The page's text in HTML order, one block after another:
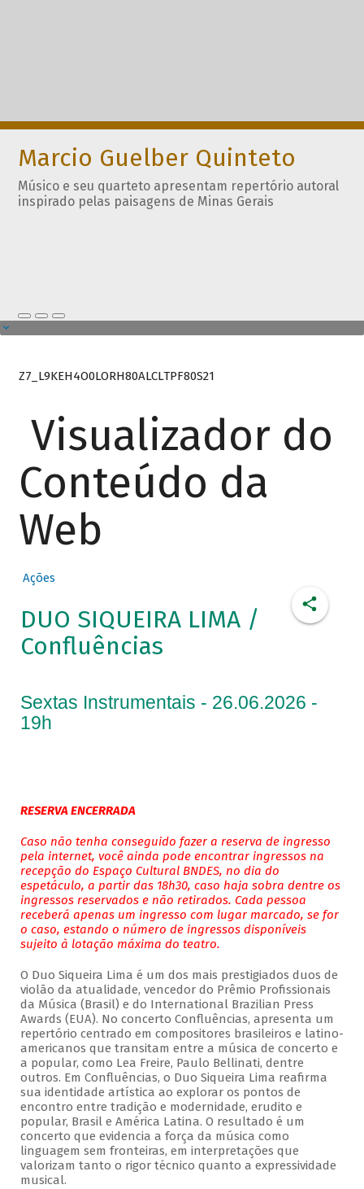
Marcio Guelber Quinteto
Músico e seu quarteto apresentam repertório autoral
inspirado pelas paisagens de Minas Gerais
Z7_L9KEH4O0LORH80ALCLTPF80S21
Visualizador do
Conteúdo da
Web
Ações
DUO SIQUEIRA LIMA /
Confluências
Sextas Instrumentais - 26.06.2026 -
19h
RESERVA ENCERRADA
Caso não tenha conseguido fazer a reserva de ingresso
pela internet, você ainda pode encontrar ingressos na
recepção do Espaço Cultural BNDES, no dia do
espetáculo, a partir das 18h30, caso haja sobra dentre os
ingressos reservados e não retirados. Cada pessoa
receberá apenas um ingresso com lugar marcado, se for
o caso, estando o número de ingressos disponíveis
sujeito à lotação máxima do teatro.
O Duo Siqueira Lima é um dos mais prestigiados duos de
violão da atualidade, vencedor do Prêmio Profissionais
da Música (Brasil) e do International Brazilian Press
Awards (EUA). No concerto Confluências, apresenta um
repertório centrado em compositores brasileiros e latino-
americanos que transitam entre a música de concerto e
a popular, como Lea Freire, Paulo Bellinati, dentre
outros. Em Confluências, o Duo Siqueira Lima reafirma
sua identidade artística ao explorar os pontos de
encontro entre tradição e modernidade, erudito e
popular, Brasil e América Latina. O resultado é um
concerto que evidencia a força da música como
linguagem sem fronteiras, em interpretações que
valorizam tanto o rigor técnico quanto a expressividade
musical.